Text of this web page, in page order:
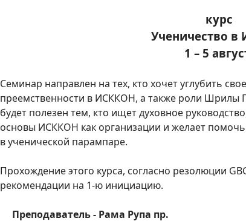
курс
Ученичество
1 – 5
Семинар направлен на тех, кто хочет углубить
преемственности в ИСККОН, а также роли Шрилы
будет полезен тем, кто ищет духовное
основы ИСККОН как организации и желает
в ученической парампаре.
Прохождение этого курса, согласно резолюции
рекомендации на 1-ю инициацию.
Преподаватель - Рама Рупа пр.